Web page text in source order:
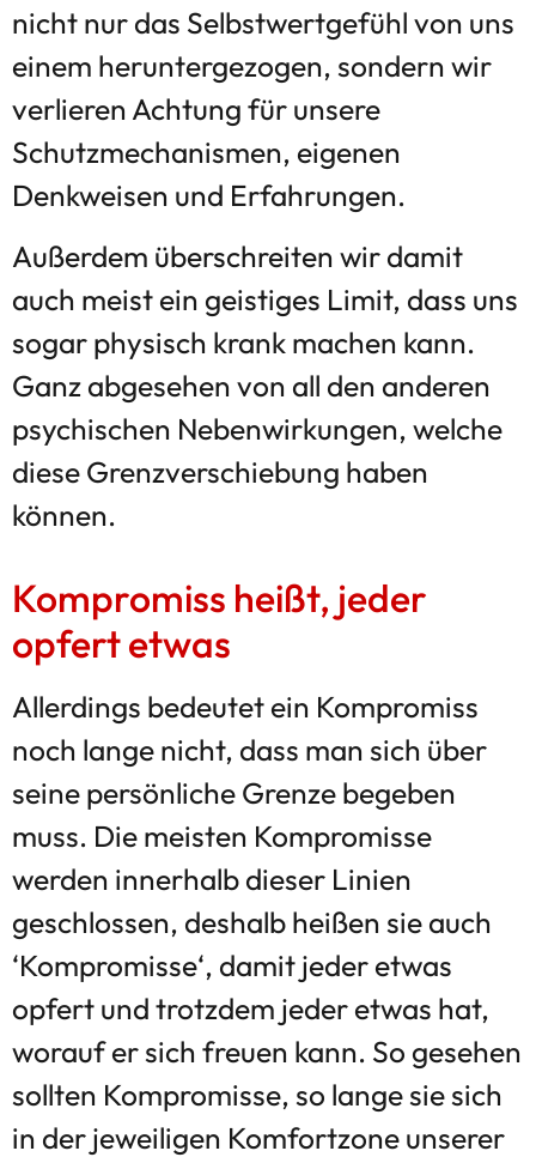
nicht nur das Selbstwertgefühl von uns
einem heruntergezogen, sondern wir
verlieren Achtung für unsere
Schutzmechanismen, eigenen
Denkweisen und Erfahrungen.
Außerdem überschreiten wir damit
auch meist ein geistiges Limit, dass uns
sogar physisch krank machen kann.
Ganz abgesehen von all den anderen
psychischen Nebenwirkungen, welche
diese Grenzverschiebung haben
können.
Kompromiss heißt, jeder
opfert etwas
Allerdings bedeutet ein Kompromiss
noch lange nicht, dass man sich über
seine persönliche Grenze begeben
muss. Die meisten Kompromisse
werden innerhalb dieser Linien
geschlossen, deshalb heißen sie auch
‘Kompromisse‘, damit jeder etwas
opfert und trotzdem jeder etwas hat,
worauf er sich freuen kann. So gesehen
sollten Kompromisse, so lange sie sich
in der jeweiligen Komfortzone unserer